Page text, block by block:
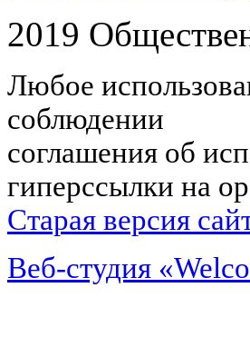
2019
Любое
соблюдении
соглашения об
гиперссылки на
Старая версия
Веб-студия